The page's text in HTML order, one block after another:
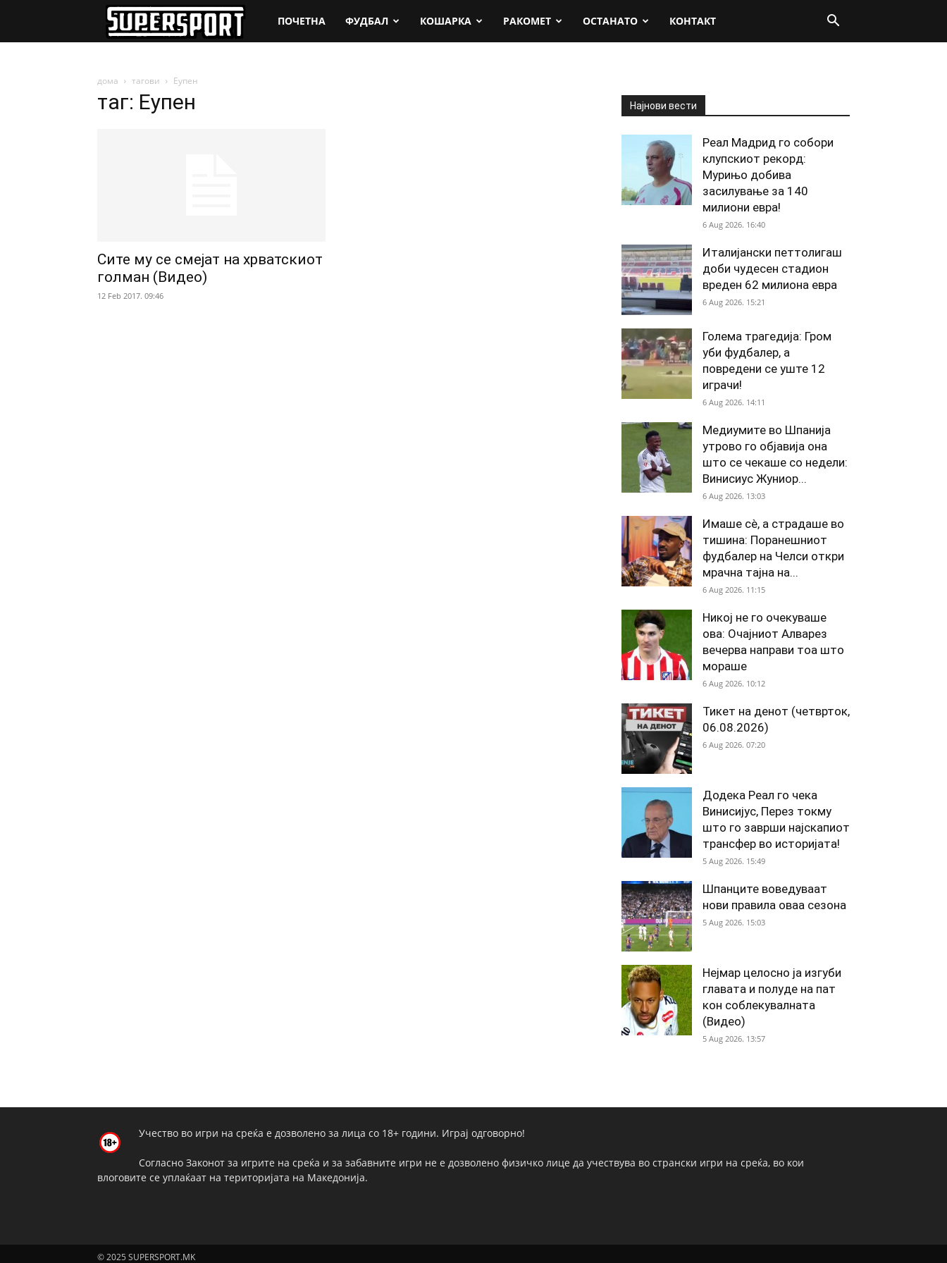
SuperSport.mk
ПОЧЕТНА ФУДБАЛ КОШАРКА РАКОМЕТ ОСТАНАТО КОНТАКТ
дома тагови Еупен
таг: Еупен
Сите му се смејат на хрватскиот
голман (Видео)
12 Feb 2017. 09:46
Најнови вести
Реал Мадрид го собори
клупскиот рекорд:
Мурињо добива
засилување за 140
милиони евра!
6 Aug 2026. 16:40
Италијански петтолигаш
доби чудесен стадион
вреден 62 милиона евра
6 Aug 2026. 15:21
Голема трагедија: Гром
уби фудбалер, а
повредени се уште 12
играчи!
6 Aug 2026. 14:11
Медиумите во Шпанија
утрово го објавија она
што се чекаше со недели:
Винисиус Жуниор...
6 Aug 2026. 13:03
Имаше сè, а страдаше во
тишина: Поранешниот
фудбалер на Челси откри
мрачна тајна на...
6 Aug 2026. 11:15
Никој не го очекуваше
ова: Очајниот Алварез
вечерва направи тоа што
мораше
6 Aug 2026. 10:12
Тикет на денот (четврток,
06.08.2026)
6 Aug 2026. 07:20
Додека Реал го чека
Винисијус, Перез токму
што го заврши најскапиот
трансфер во историјата!
5 Aug 2026. 15:49
Шпанците воведуваат
нови правила оваа сезона
5 Aug 2026. 15:03
Нејмар целосно ја изгуби
главата и полуде на пат
кон соблекувалната
(Видео)
5 Aug 2026. 13:57
Учество во игри на среќа е дозволено за лица со 18+ години. Играј одговорно!
Согласно Законот за игрите на среќа и за забавните игри не е дозволено физичко лице да учествува во странски игри на среќа, во кои
влоговите се уплаќаат на територијата на Македонија.
© 2025 SUPERSPORT.MK